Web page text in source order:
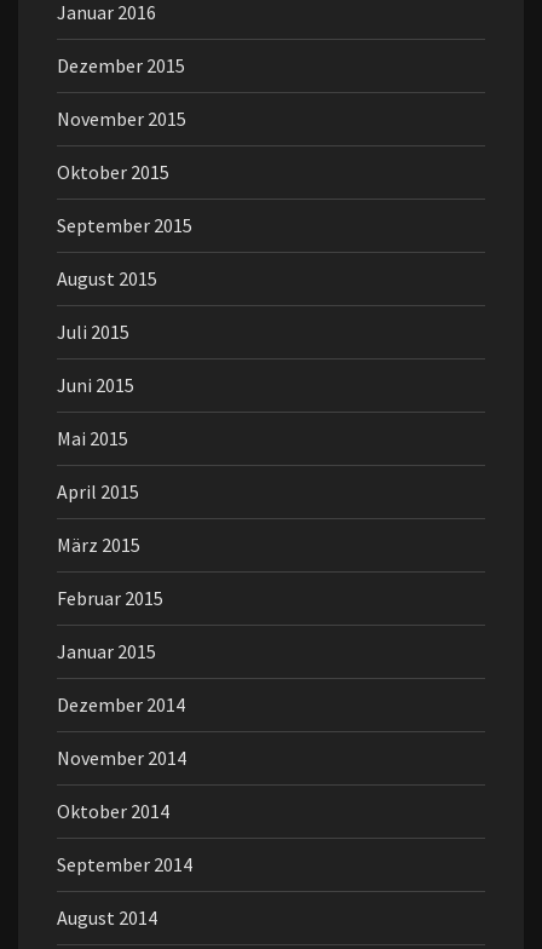
Januar 2016
Dezember 2015
November 2015
Oktober 2015
September 2015
August 2015
Juli 2015
Juni 2015
Mai 2015
April 2015
März 2015
Februar 2015
Januar 2015
Dezember 2014
November 2014
Oktober 2014
September 2014
August 2014